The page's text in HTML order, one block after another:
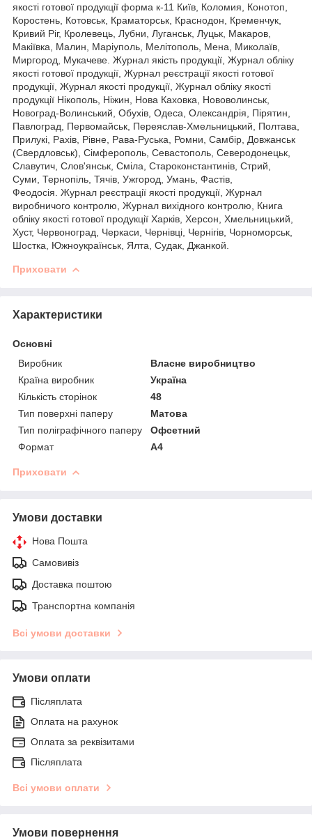
якості готової продукції форма к-11 Київ, Коломия, Конотоп,
Коростень, Котовськ, Краматорськ, Краснодон, Кременчук,
Кривий Ріг, Кролевець, Лубни, Луганськ, Луцьк, Макаров,
Макіївка, Малин, Маріуполь, Мелітополь, Мена, Миколаїв,
Миргород, Мукачеве. Журнал якість продукції, Журнал обліку
якості готової продукції, Журнал реєстрації якості готової
продукції, Журнал якості продукції, Журнал обліку якості
продукції Нікополь, Ніжин, Нова Каховка, Нововолинськ,
Новоград-Волинський, Обухів, Одеса, Олександрія, Пірятин,
Павлоград, Первомайськ, Переяслав-Хмельницький, Полтава,
Прилукі, Рахів, Рівне, Рава-Руська, Ромни, Самбір, Довжанськ
(Свердловськ), Сімферополь, Севастополь, Северодонецьк,
Славутич, Слов'янськ, Сміла, Староконстантинів, Стрий,
Суми, Тернопіль, Тячів, Ужгород, Умань, Фастів,
Феодосія. Журнал реєстрації якості продукції, Журнал
виробничого контролю, Журнал вихідного контролю, Книга
обліку якості готової продукції Харків, Херсон, Хмельницький,
Хуст, Червоноград, Черкаси, Чернівці, Чернігів, Чорноморськ,
Шостка, Южноукраїнськ, Ялта, Судак, Джанкой.
Приховати
Характеристики
Основні
Виробник
Власне виробництво
Країна виробник
Україна
Кількість сторінок
48
Тип поверхні паперу
Матова
Тип поліграфічного паперу
Офсетний
Формат
A4
Приховати
Умови доставки
Нова Пошта
Самовивіз
Доставка поштою
Транспортна компанія
Всі умови доставки
Умови оплати
Післяплата
Оплата на рахунок
Оплата за реквізитами
Післяплата
Всі умови оплати
Умови повернення